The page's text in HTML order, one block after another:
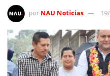
por NAU Noticias